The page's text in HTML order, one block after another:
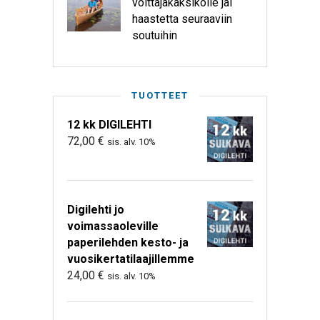
voittajakaksikolle jäi
haastetta seuraaviin
soutuihin
TUOTTEET
12 kk DIGILEHTI
72,00 € sis. alv. 10%
Digilehti jo
voimassaoleville
paperilehden kesto- ja
vuosikertatilaajillemme
24,00 € sis. alv. 10%